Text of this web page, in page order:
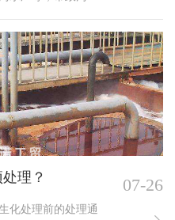
由于市政污水处理
源，再加上处理前
物等，所以设计用
可变性和含有高浓
水处理药剂聚丙烯
污泥脱水，那么污
般行业下来的污泥
理？
化处理前的处理通
07-26